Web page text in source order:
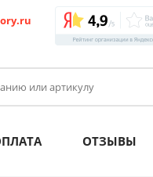
ОТЗЫВЫ